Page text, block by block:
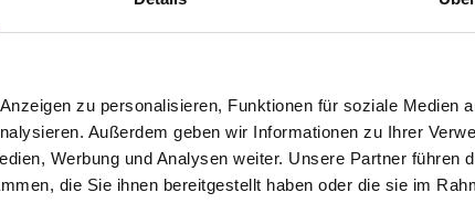
zu personalisieren, Funktionen für soziale Medien
Außerdem geben wir Informationen zu Ihrer
Werbung und Analysen weiter. Unsere Partner führen
die Sie ihnen bereitgestellt haben oder die sie im